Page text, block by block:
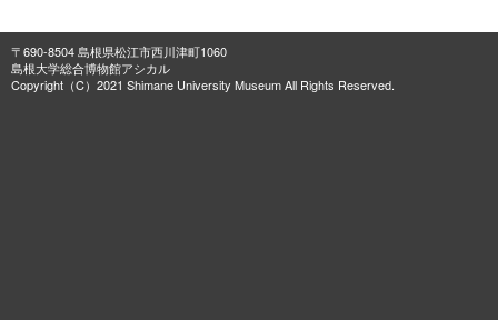
〒690-8504 島根県松江市西川津町1060
島根大学総合博物館アシカル
Copyright（C）2021 Shimane University Museum All Rights Reserved.